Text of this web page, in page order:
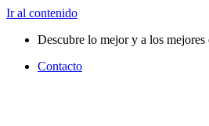
Ir al contenido
Descubre lo mejor y a los
Contacto